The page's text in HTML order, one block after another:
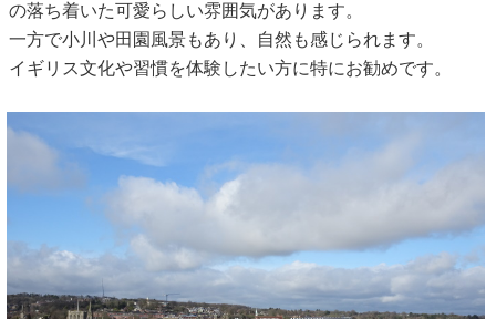
の落ち着いた可愛らしい雰囲気があります。
一方で小川や田園風景もあり、自然も感じられます。
イギリス文化や習慣を体験したい方に特にお勧めです。